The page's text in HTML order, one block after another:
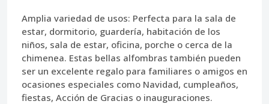
Amplia variedad de usos: Perfecta para la sala de
estar, dormitorio, guardería, habitación de los
niños, sala de estar, oficina, porche o cerca de la
chimenea. Estas bellas alfombras también pueden
ser un excelente regalo para familiares o amigos en
ocasiones especiales como Navidad, cumpleaños,
fiestas, Acción de Gracias o inauguraciones.